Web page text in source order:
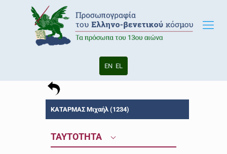
EN EL
ΚΑΤΑΡΜΑΣ Μιχαήλ (1234)
ΤΑΥΤΟΤΗΤΑ